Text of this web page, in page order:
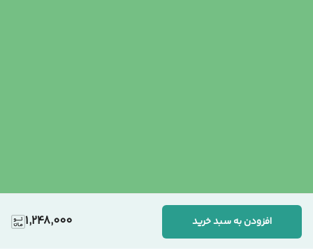
1,248,000 افزودن به سبد خرید